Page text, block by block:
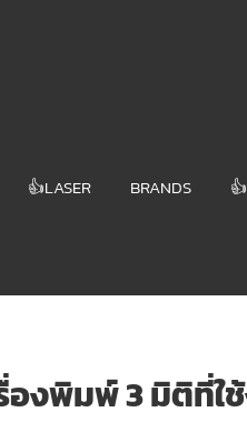
👍LASER BRANDS
รื่องพิมพ์ 3 มิติที่